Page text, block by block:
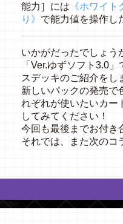
能力］には 《ホワイト
り》 で能力値を操作し
いかがだったでしょう
「Ver.ゆずソフト3.0
スデッキのご紹介をし
新しいパックの発売で
れぞれが使いたいカー
してみてください！
今回も最後までお付き
それでは、また次のコ
footer